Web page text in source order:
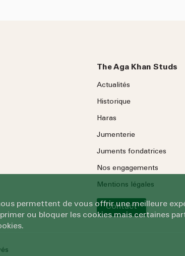
The Aga Khan Studs
Actualités
Historique
Haras
Jumenterie
Juments fondatrices
Nos engagements
Mentions légales
Contact
permettent de vous offrir une meilleure
ou bloquer les cookies mais certaines